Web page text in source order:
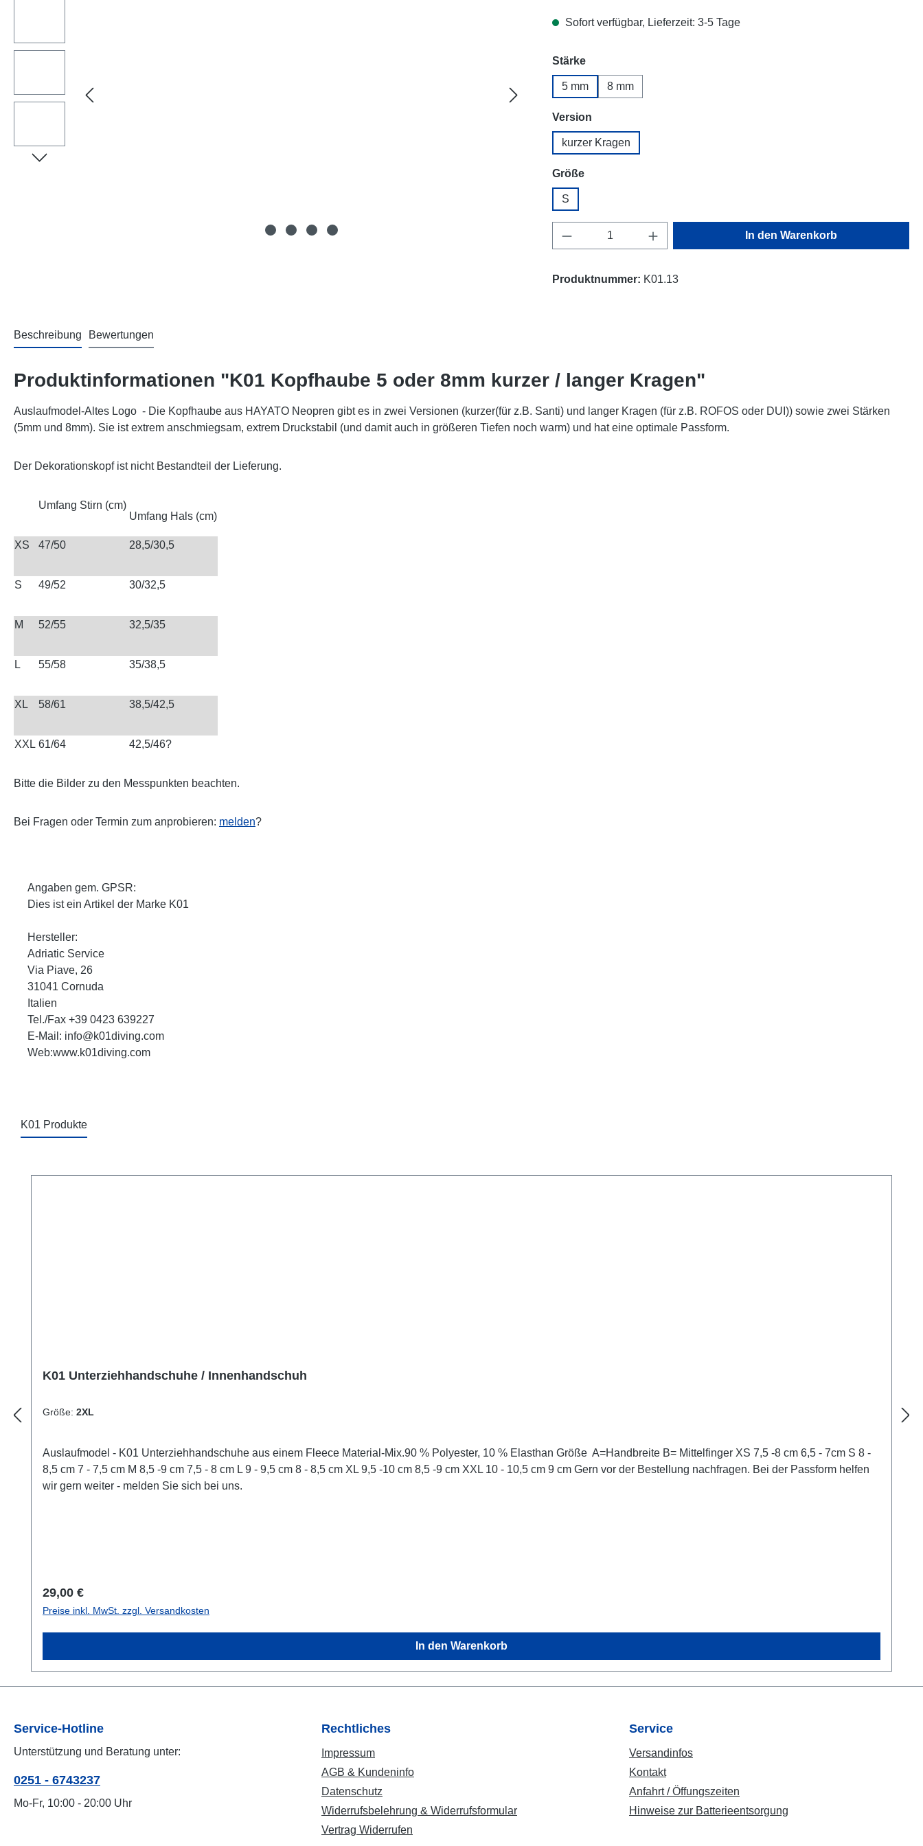
Sofort verfügbar, Lieferzeit: 3-5 Tage
Stärkeauswählen
5 mm 8 mm
Version
kurzer Kragen
Größeauswählen
S
Produkt Anzahl: Gib den gewünschten Wert ein
In den Warenkorb
Produktnummer: K01.13
Beschreibung Bewertungen
Produktinformationen "K01 Kopfhaube 5 oder 8mm kurzer / langer Kragen"
Auslaufmodel-Altes Logo - Die Kopfhaube aus HAYATO Neopren gibt es in zwei Versionen (kurzer(für z.B. Santi) und langer Kragen (für z.B. ROFOS oder DUI)) sowie zwei Stärken
(5mm und 8mm). Sie ist extrem anschmiegsam, extrem Druckstabil (und damit auch in größeren Tiefen noch warm) und hat eine optimale Passform.
Der Dekorationskopf ist nicht Bestandteil der Lieferung.
Umfang Stirn (cm)
Umfang Hals (cm)
XS 47/50 28,5/30,5
S 49/52 30/32,5
M 52/55 32,5/35
L 55/58 35/38,5
XL 58/61 38,5/42,5
XXL 61/64 42,5/46?
Bitte die Bilder zu den Messpunkten beachten.
Bei Fragen oder Termin zum anprobieren: melden?
Angaben gem. GPSR:
Dies ist ein Artikel der Marke K01
Hersteller:
Adriatic Service
Via Piave, 26
31041 Cornuda
Italien
Tel./Fax +39 0423 639227
E-Mail: info@k01diving.com
Web:www.k01diving.com
K01 Produkte
K01 Unterziehhandschuhe / Innenhandschuh
Größe: 2XL
Auslaufmodel - K01 Unterziehhandschuhe aus einem Fleece Material-Mix.90 % Polyester, 10 % Elasthan Größe A=Handbreite B= Mittelfinger XS 7,5 -8 cm 6,5 - 7cm S 8 -
8,5 cm 7 - 7,5 cm M 8,5 -9 cm 7,5 - 8 cm L 9 - 9,5 cm 8 - 8,5 cm XL 9,5 -10 cm 8,5 -9 cm XXL 10 - 10,5 cm 9 cm Gern vor der Bestellung nachfragen. Bei der Passform helfen
wir gern weiter - melden Sie sich bei uns.
Regulärer Preis:
29,00 €
Preise inkl. MwSt. zzgl. Versandkosten
In den Warenkorb
Service-Hotline
Unterstützung und Beratung unter:
0251 - 6743237
Mo-Fr, 10:00 - 20:00 Uhr
Rechtliches
Impressum
AGB & Kundeninfo
Datenschutz
Widerrufsbelehrung & Widerrufsformular
Vertrag Widerrufen
Service
Versandinfos
Kontakt
Anfahrt / Öffungszeiten
Hinweise zur Batterieentsorgung